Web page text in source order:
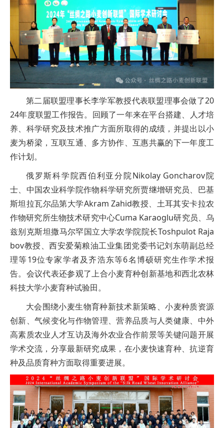
第二届联盟理事长李学军教授代表联盟理事会做了20
24年度联盟工作报告。回顾了一年来在平台搭建、人才培
养、科学研究及技术推广方面所取得的成绩，并提出以小
麦为桥梁，互联互通、多方协作、互惠共赢的下一年度工
作计划。
俄罗斯科学院西伯利亚分院Nikolay Goncharov院
士、中国农业科学院作物科学研究所贾继增研究员、巴基
斯坦拉瓦尔品第大学Akram Zahid教授、土耳其安卡拉农
作物研究所生物技术研究中心Cuma Karaoglu研究员、乌
兹别克斯坦撒马尔罕国立大学农学院院长Toshpulot Raja
bov教授、西安爱菊粮油工业集团党委书记刘东萌副总经
理等19位专家学者及齐浩东等6名博硕研究生作学术报
告。会议代表还参观了上合小麦育种创新基地和西北农林
科技大学小麦育种试验田。
大会围绕小麦生物育种新技术新策略、小麦种质资源
创新、气候变化与作物管理、营养品质与人类健康、中外
高素质农业人才互访及海外农业合作前景等关键问题开展
学术交流，分享最新研究成果，在小麦快速育种、抗逆育
种及品质育种方面取得重要进展。